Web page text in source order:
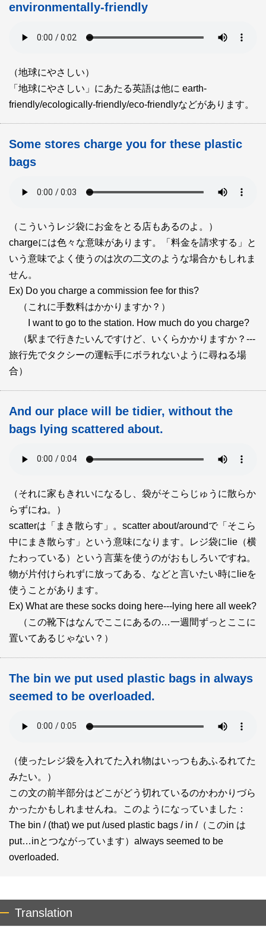
environmentally-friendly
（地球にやさしい）
「地球にやさしい」にあたる英語は他に earth-
friendly/ecologically-friendly/eco-friendlyなどがあります。
Some stores charge you for these plastic
bags
（こういうレジ袋にお金をとる店もあるのよ。）
chargeには色々な意味があります。「料金を請求する」と
いう意味でよく使うのは次の二文のような場合かもしれま
せん。
Ex) Do you charge a commission fee for this?
（これに手数料はかかりますか？）
I want to go to the station. How much do you charge?
（駅まで行きたいんですけど、いくらかかりますか？---
旅行先でタクシーの運転手にボラれないように尋ねる場
合）
And our place will be tidier, without the
bags lying scattered about.
（それに家もきれいになるし、袋がそこらじゅうに散らか
らずにね。）
scatterは「まき散らす」。scatter about/aroundで「そこら
中にまき散らす」という意味になります。レジ袋にlie（横
たわっている）という言葉を使うのがおもしろいですね。
物が片付けられずに放ってある、などと言いたい時にlieを
使うことがあります。
Ex) What are these socks doing here---lying here all week?
（この靴下はなんでここにあるの…一週間ずっとここに
置いてあるじゃない？）
The bin we put used plastic bags in always
seemed to be overloaded.
（使ったレジ袋を入れてた入れ物はいっつもあふるれてた
みたい。）
この文の前半部分はどこがどう切れているのかわかりづら
かったかもしれませんね。このようになっていました：
The bin / (that) we put /used plastic bags / in /（このin は
put…inとつながっています）always seemed to be
overloaded.
Translation